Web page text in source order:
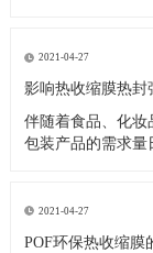
是先量薄膜长度
出后用冷水冷却
2021-04-27
影响热收缩膜热封
伴随着食品、化妆
包装产品的需求量
接影响到包装速度
无论是对制袋产
2021-04-27
POF环保热收缩膜